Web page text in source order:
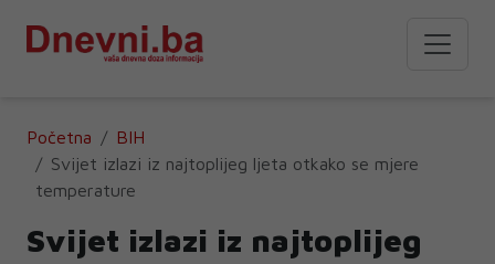
Početna
BIH
Svijet izlazi iz najtoplijeg ljeta otkako se mjere
temperature
Svijet izlazi iz najtoplijeg